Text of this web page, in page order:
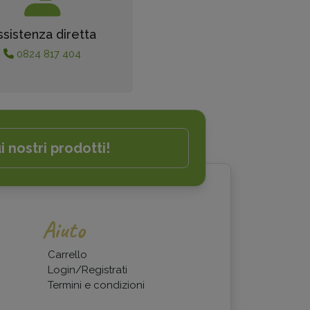
diretta
0824 817 404
nostri prodotti!
Aiuto
Carrello
Login/Registrati
Termini e condizioni